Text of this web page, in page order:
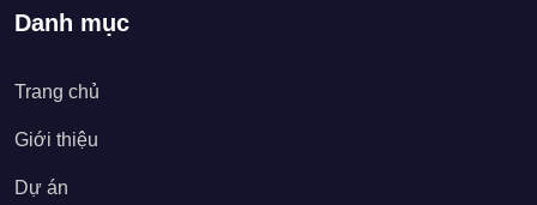
Danh mục
Trang chủ
Giới thiệu
Dự án